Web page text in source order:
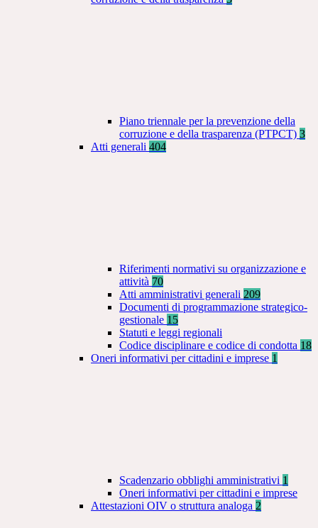
Piano triennale per la prevenzione della
corruzione e della trasparenza (PTPCT) 3
Atti generali 404
Riferimenti normativi su organizzazione e
attività 70
Atti amministrativi generali 209
Documenti di programmazione strategico-
gestionale 15
Statuti e leggi regionali
Codice disciplinare e codice di condotta 18
Oneri informativi per cittadini e imprese 1
Scadenzario obblighi amministrativi 1
Oneri informativi per cittadini e imprese
Attestazioni OIV o struttura analoga 2